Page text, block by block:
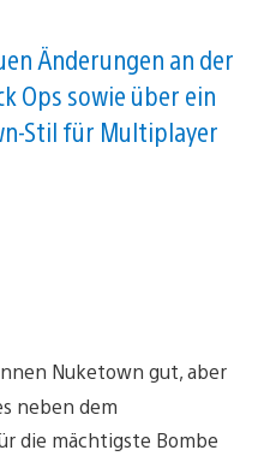
Änderungen an der
Ops sowie über ein
Stil für Multiplayer
Nuketown gut, aber
neben dem
die mächtigste Bombe